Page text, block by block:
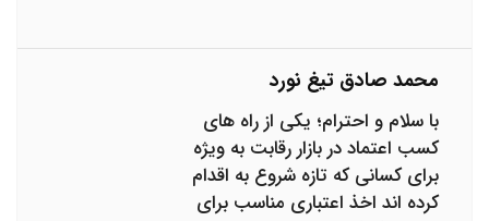
محمد صادق تیغ نورد
با سلام و احترام؛ یکی از راه های
کسب اعتماد در بازار رقابت به ویژه
برای کسانی که تازه شروع به اقدام
کرده اند اخذ اعتباری مناسب برای